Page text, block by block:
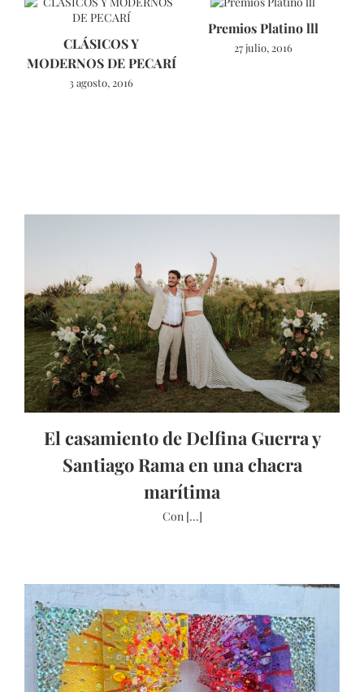
CLÁSICOS Y
MODERNOS DE PECARÍ
3 agosto, 2016
Premios Platino lll
27 julio, 2016
El casamiento de Delfina Guerra y
Santiago Rama en una chacra
marítima
Con [...]